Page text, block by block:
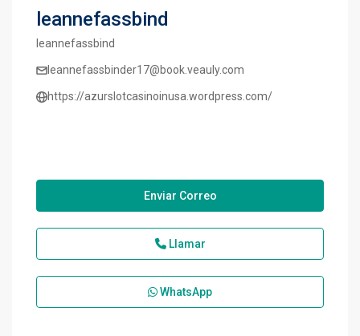
leannefassbind
leannefassbind
leannefassbinder17@book.veauly.com
https://azurslotcasinoinusa.wordpress.com/
Enviar Correo
Llamar
WhatsApp